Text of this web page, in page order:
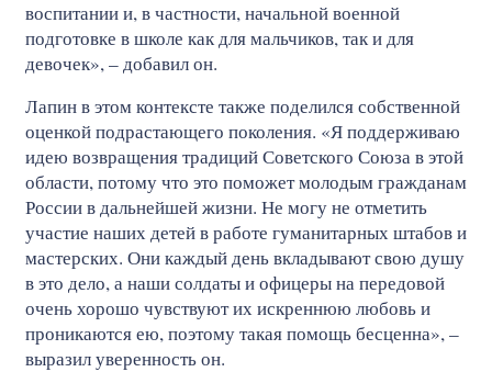
воспитании и, в частности, начальной военной
подготовке в школе как для мальчиков, так и для
девочек», – добавил он.
Лапин в этом контексте также поделился собственной
оценкой подрастающего поколения. «Я поддерживаю
идею возвращения традиций Советского Союза в этой
области, потому что это поможет молодым гражданам
России в дальнейшей жизни. Не могу не отметить
участие наших детей в работе гуманитарных штабов и
мастерских. Они каждый день вкладывают свою душу
в это дело, а наши солдаты и офицеры на передовой
очень хорошо чувствуют их искреннюю любовь и
проникаются ею, поэтому такая помощь бесценна», –
выразил уверенность он.